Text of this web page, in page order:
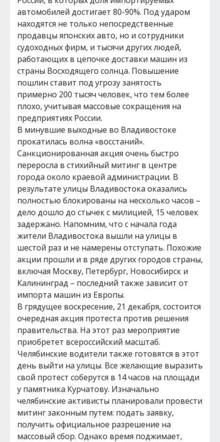
автомобилей достигает 80-90%. Под ударом
находятся не только непосредственные
продавцы японских авто, но и сотрудники
судоходных фирм, и тысячи других людей,
работающих в цепочке доставки машин из
страны Восходящего солнца. Повышение
пошлин ставит под угрозу занятость
примерно 200 тысяч человек, что тем более
плохо, учитывая массовые сокращения на
предприятиях России.
В минувшие выходные во Владивостоке
прокатилась волна «восстаний».
Санкционированная акция очень быстро
переросла в стихийный митинг в центре
города около краевой администрации. В
результате улицы Владивостока оказались
полностью блокированы на несколько часов –
дело дошло до стычек с милицией, 15 человек
задержано. Напомним, что с начала года
жители Владивостока вышли на улицы в
шестой раз и не намерены отступать. Похожие
акции прошли и в ряде других городов страны,
включая Москву, Петербург, Новосибирск и
Калининград – последний также зависит от
импорта машин из Европы.
В грядущее воскресение, 21 декабря, состоится
очередная акция протеста против решения
правительства. На этот раз мероприятие
приобретет всероссийский масштаб.
Челябинские водители также готовятся в этот
день выйти на улицы. Все желающие выразить
свой протест соберутся в 14 часов на площади
у памятника Курчатову. Изначально
челябинские активисты планировали провести
митинг законным путем: подать заявку,
получить официальное разрешение на
массовый сбор. Однако время поджимает,